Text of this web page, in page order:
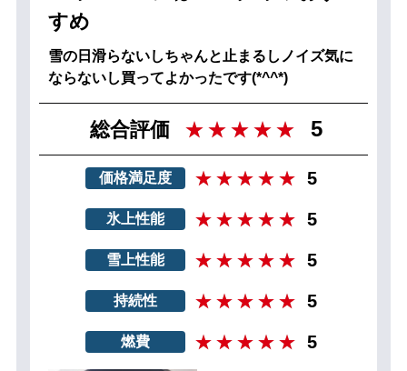
すめ
雪の日滑らないしちゃんと止まるしノイズ気に
ならないし買ってよかったです(*^^*)
総合評価 5
価格満足度 5
氷上性能 5
雪上性能 5
持続性 5
燃費 5